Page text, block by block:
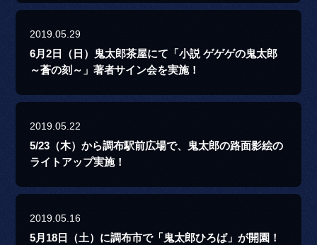
2019.05.29
6月2日（日）鬼太郎茶屋にて「小説 ゲゲゲの鬼太郎
～蒼の刻～」著者サイン会を実施！
2019.05.22
5/23（木）から調布駅前広場で、鬼太郎の路面影絵の
ライトアップ実施！
2019.05.16
5月18日（土）に調布市で「鬼太郎ひろば」が開園！